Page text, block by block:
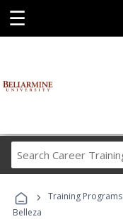
☰
› Training Programs
Belleza